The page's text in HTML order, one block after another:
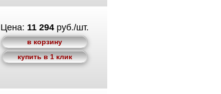
Цена: 11 294 руб./шт.
в корзину
купить в 1 клик